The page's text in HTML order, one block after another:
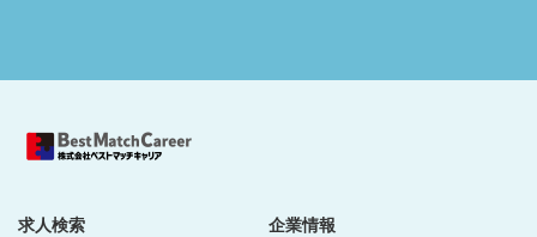
求人検索
企業情報